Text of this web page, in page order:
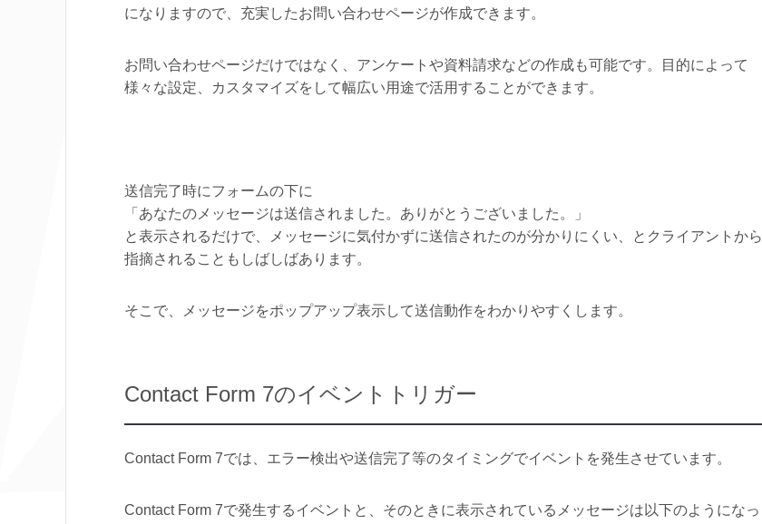
になりますので、充実したお問い合わせページが作成できます。
お問い合わせページだけではなく、アンケートや資料請求などの作成も可能です。目的によって
様々な設定、カスタマイズをして幅広い用途で活用することができます。
送信完了時にフォームの下に
「あなたのメッセージは送信されました。ありがとうございました。」
と表示されるだけで、メッセージに気付かずに送信されたのが分かりにくい、とクライアントから
指摘されることもしばしばあります。
そこで、メッセージをポップアップ表示して送信動作をわかりやすくします。
Contact Form 7のイベントトリガー
Contact Form 7では、エラー検出や送信完了等のタイミングでイベントを発生させています。
Contact Form 7で発生するイベントと、そのときに表示されているメッセージは以下のようになっ